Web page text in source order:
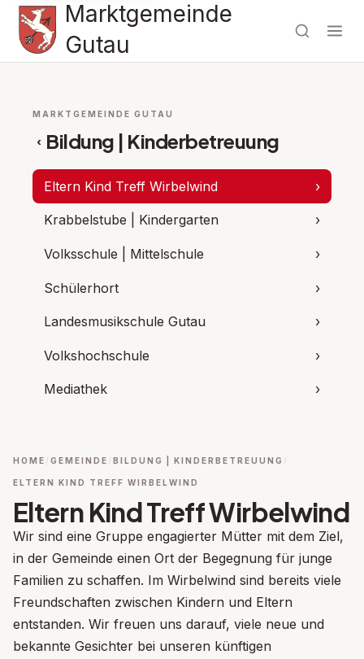
Marktgemeinde
Gutau
MARKTGEMEINDE GUTAU
‹ Bildung | Kinderbetreuung
Eltern Kind Treff Wirbelwind ›
Krabbelstube | Kindergarten ›
Volksschule | Mittelschule ›
Schülerhort ›
Landesmusikschule Gutau ›
Volkshochschule ›
Mediathek ›
HOME GEMEINDE BILDUNG | KINDERBETREUUNG
ELTERN KIND TREFF WIRBELWIND
Eltern Kind Treff Wirbelwind
Wir sind eine Gruppe engagierter Mütter mit dem Ziel,
in der Gemeinde einen Ort der Begegnung für junge
Familien zu schaffen. Im Wirbelwind sind bereits viele
Freundschaften zwischen Kindern und Eltern
entstanden. Wir freuen uns darauf, viele neue und
bekannte Gesichter bei unseren künftigen